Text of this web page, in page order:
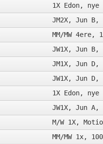
1X Edon,
JM2X, Jun B,
MM/MW 4ere,
JW1X, Jun B,
JM1X, Jun D,
JW1X, Jun D,
1X Edon,
JW1X, Jun A,
M/W 1X,
MM/MW 1x,